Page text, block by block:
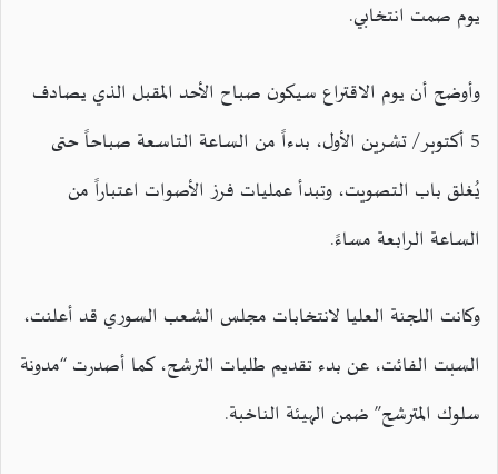
يوم صمت انتخابي.
وأوضح أن يوم الاقتراع سيكون صباح الأحد المقبل الذي يصادف
5 أكتوبر/ تشرين الأول، بدءاً من الساعة التاسعة صباحاً حتى
يُغلق باب التصويت، وتبدأ عمليات فرز الأصوات اعتباراً من
الساعة الرابعة مساءً.
وكانت اللجنة العليا لانتخابات مجلس الشعب السوري قد أعلنت،
السبت الفائت، عن بدء تقديم طلبات الترشح، كما أصدرت “مدونة
سلوك المترشح” ضمن الهيئة الناخبة.